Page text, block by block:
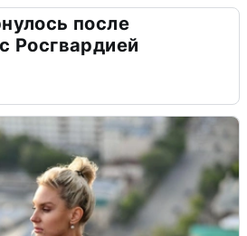
после
Росгвардией